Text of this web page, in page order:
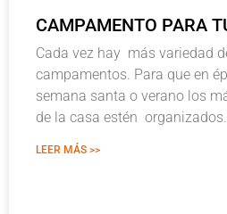
CAMPAMENTO PARA
Cada vez hay más variedad
campamentos. Para que en
semana santa o verano los
de la casa estén organizados.
LEER MÁS >>